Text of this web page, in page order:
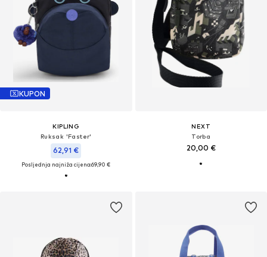
KUPON
KIPLING
Ruksak 'Faster'
62,91 €
Posljednja najniža cijena:69,90 €
NEXT
Torba
20,00 €